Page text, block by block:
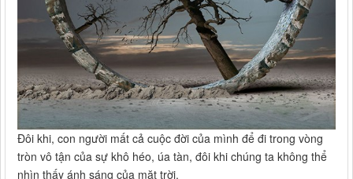
Đôi khi, con người mất cả cuộc đời của mình để đi trong vòng
tròn vô tận của sự khô héo, úa tàn, đôi khi chúng ta không thể
nhìn thấy ánh sáng của mặt trời.